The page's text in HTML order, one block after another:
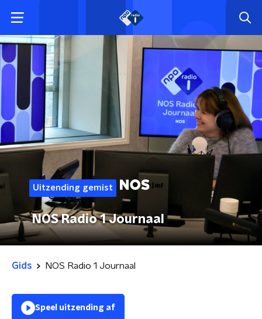
Uitzending gemist
NOS Radio 1 Journaal
Gids NOS Radio 1 Journaal
Speel uitzending af